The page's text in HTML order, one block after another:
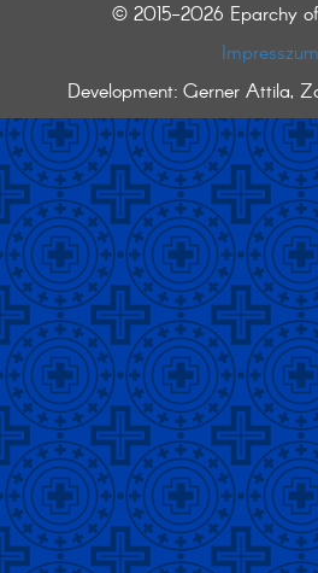
© 2015-2026 Eparchy
Impresszum
Development: Gerner Attila,